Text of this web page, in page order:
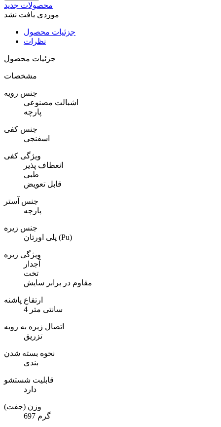
محصولات جدید
موردی یافت نشد
جزئیات محصول
نظرات
جزئیات محصول
مشخصات
جنس رویه
اشبالت مصنوعی
پارچه
جنس کفی
اسفنجی
ویژگی کفی
انعطاف پذیر
طبی
قابل تعویض
جنس آستر
پارچه
جنس زیره
پلی اورتان (Pu)
ویژگی زیره
آجدار
تخت
مقاوم در برابر سایش
ارتفاع پاشنه
4 سانتی متر
اتصال زیره به رویه
تزریق
نحوه بسته شدن
بندی
قابلیت شستشو
دارد
وزن (جفت)
697 گرم